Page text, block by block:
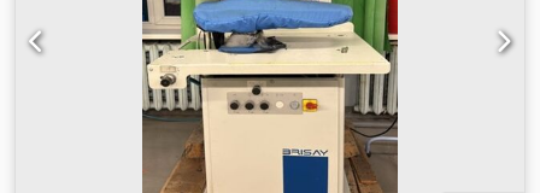
velocidades: 110-3,600 rpm Accionamiento del husillo kW
Potencia total kW - V - Hz Peso 500 kg Accesorios /
Equipamiento especial • Equipado con un plato de 3 garras
RÖHM Ø110, montado • Soporte para la máquina con
almacenamiento integrado de herramientas y un amplio
paquete de accesorios, incluyendo juegos de pinzas de
sujeción Estado : Muy bueno – listo para demostración,